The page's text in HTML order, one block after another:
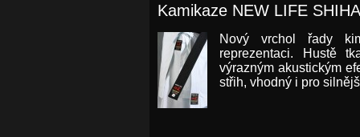
Kamikaze NEW LIFE
Nový vrchol řady
reprezentaci. Hustě
výrazným akustickým
střih, vhodný i pro